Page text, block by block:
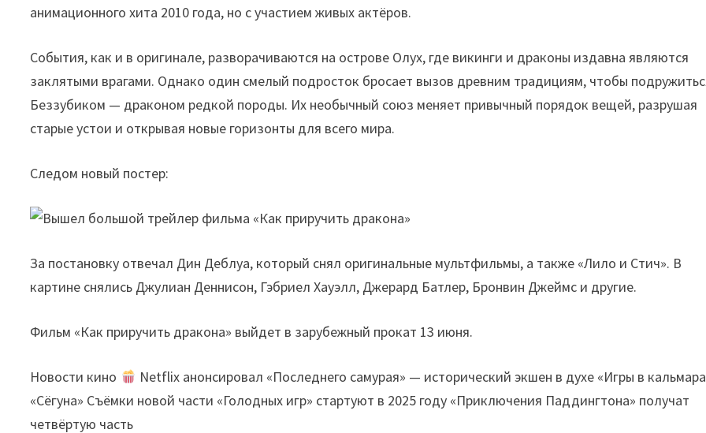
анимационного хита 2010 года, но с участием живых актёров.
События, как и в оригинале, разворачиваются на острове Олух, где викинги и драконы издавна являются
заклятыми врагами. Однако один смелый подросток бросает вызов древним традициям, чтобы
Беззубиком — драконом редкой породы. Их необычный союз меняет привычный порядок вещей, разрушая
старые устои и открывая новые горизонты для всего мира.
Следом новый постер:
За постановку отвечал Дин Деблуа, который снял оригинальные мультфильмы, а также «Лило и Стич». В
картине снялись Джулиан Деннисон, Гэбриел Хауэлл, Джерард Батлер, Бронвин Джеймс и другие.
Фильм «Как приручить дракона» выйдет в зарубежный прокат 13 июня.
Новости кино
Netflix анонсировал «Последнего самурая» — исторический экшен в духе «Игры в
«Сёгуна» Съёмки новой части «Голодных игр» стартуют в 2025 году «Приключения Паддингтона» получат
четвёртую часть